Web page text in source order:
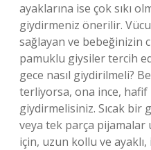
ayaklarına ise çok sıkı
giydirmeniz önerilir.
sağlayan ve bebeğinizin
pamuklu giysiler tercih
gece nasıl giydirilmeli?
terliyorsa, ona ince,
giydirmelisiniz. Sıcak bir
veya tek parça
için, uzun kollu ve